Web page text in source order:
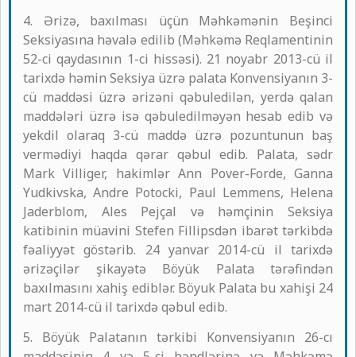
4. Ərizə, baxılması üçün Məhkəmənin Beşinci
Seksiyasına həvalə edilib (Məhkəmə Reqlamentinin
52-ci qaydasının 1-ci hissəsi). 21 noyabr 2013-cü il
tarixdə həmin Seksiya üzrə palata Konvensiyanın 3-
cü maddəsi üzrə ərizəni qəbuledilən, yerdə qalan
maddələri üzrə isə qəbuledilməyən hesab edib və
yekdil olaraq 3-cü maddə üzrə pozuntunun baş
vermədiyi haqda qərar qəbul edib. Palata, sədr
Mark Villiger, hakimlər Ann Pover-Forde, Ganna
Yudkivska, Andre Potocki, Paul Lemmens, Helena
Jaderblom, Ales Pejçal və həmçinin Seksiya
katibinin müavini Stefen Fillipsdən ibarət tərkibdə
fəaliyyət göstərib. 24 yanvar 2014-cü il tarixdə
ərizəçilər şikayətə Böyük Palata tərəfindən
baxılmasını xahiş ediblər. Böyuk Palata bu xahişi 24
mart 2014-cü il tarixdə qəbul edib.
5. Böyük Palatanın tərkibi Konvensiyanın 26-cı